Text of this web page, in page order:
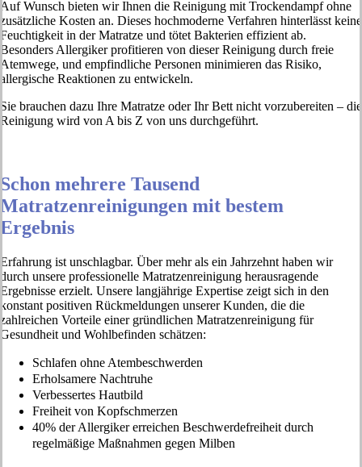
Auf Wunsch bieten wir Ihnen die Reinigung mit Trockendampf ohne
zusätzliche Kosten an. Dieses hochmoderne Verfahren hinterlässt keine
Feuchtigkeit in der Matratze und tötet Bakterien effizient ab.
Besonders Allergiker profitieren von dieser Reinigung durch freie
Atemwege, und empfindliche Personen minimieren das Risiko,
allergische Reaktionen zu entwickeln.
Sie brauchen dazu Ihre Matratze oder Ihr Bett nicht vorzubereiten – die
Reinigung wird von A bis Z von uns durchgeführt.
Schon mehrere Tausend
Matratzenreinigungen mit bestem
Ergebnis
Erfahrung ist unschlagbar. Über mehr als ein Jahrzehnt haben wir
durch unsere professionelle Matratzenreinigung herausragende
Ergebnisse erzielt. Unsere langjährige Expertise zeigt sich in den
konstant positiven Rückmeldungen unserer Kunden, die die
zahlreichen Vorteile einer gründlichen Matratzenreinigung für
Gesundheit und Wohlbefinden schätzen:
Schlafen ohne Atembeschwerden
Erholsamere Nachtruhe
Verbessertes Hautbild
Freiheit von Kopfschmerzen
40% der Allergiker erreichen Beschwerdefreiheit durch
regelmäßige Maßnahmen gegen Milben